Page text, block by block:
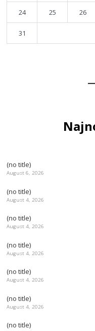
24 25 26
31
(no title)
August 6, 2026
(no title)
August 4, 2026
(no title)
August 4, 2026
(no title)
August 4, 2026
(no title)
August 4, 2026
(no title)
August 4, 2026
(no title)